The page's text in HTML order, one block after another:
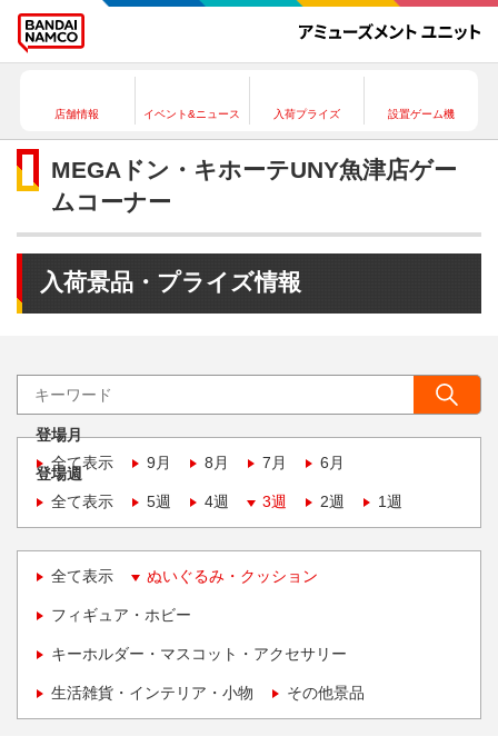
店舗情報 イベント&ニュース 入荷プライズ 設置ゲーム機
MEGAドン・キホーテUNY魚津店ゲー
ムコーナー
入荷景品・プライズ情報
登場月
全て表示
9月 8月 7月 6月
登場週
全て表示
5週 4週 3週 2週 1週
全て表示 ぬいぐるみ・クッション
フィギュア・ホビー
キーホルダー・マスコット・アクセサリー
生活雑貨・インテリア・小物 その他景品